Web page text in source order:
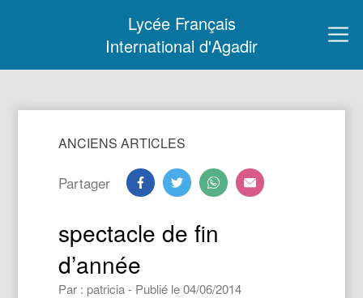
Lycée Français
International d'Agadir
ANCIENS ARTICLES
Partager
spectacle de fin
d’année
Par : patricia - Publié le 04/06/2014